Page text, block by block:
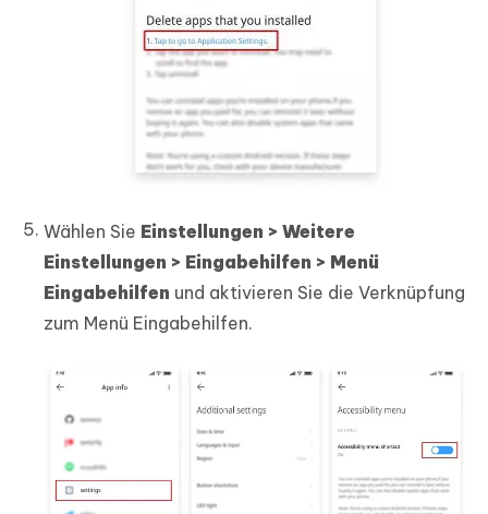
Wählen Sie Einstellungen > Weitere
Einstellungen > Eingabehilfen > Menü
Eingabehilfen und aktivieren Sie die Verknüpfung
zum Menü Eingabehilfen.